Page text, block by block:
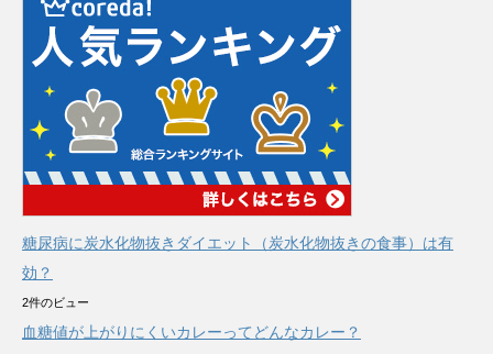
糖尿病に炭水化物抜きダイエット（炭水化物抜きの食事）は有
効？
2件のビュー
血糖値が上がりにくいカレーってどんなカレー？